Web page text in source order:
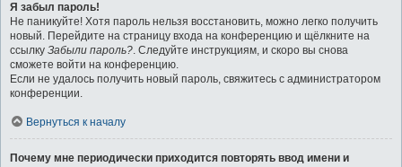
Я забыл пароль!
Не паникуйте! Хотя пароль нельзя восстановить, можно легко получить
новый. Перейдите на страницу входа на конференцию и щёлкните на
ссылку Забыли пароль?. Следуйте инструкциям, и скоро вы снова
сможете войти на конференцию.
Если не удалось получить новый пароль, свяжитесь с администратором
конференции.
Вернуться к началу
Почему мне периодически приходится повторять ввод имени и